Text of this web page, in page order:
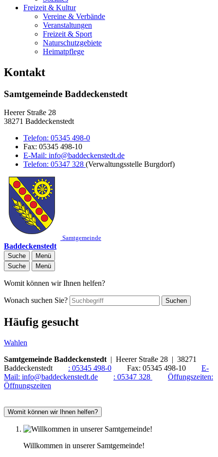
Freizeit & Kultur
Vereine & Verbände
Veranstaltungen
Freizeit & Sport
Naturschutzgebiete
Heimatpflege
Kontakt
Samtgemeinde Baddeckenstedt
Heerer Straße 28
38271 Baddeckenstedt
Telefon: 05345 498-0
Fax: 05345 498-10
E-Mail: info@baddeckenstedt.de
Telefon: 05347 328 (Verwaltungsstelle Burgdorf)
Samtgemeinde
Baddeckenstedt
Suche
Menü
Suche
Menü
Womit können wir Ihnen helfen?
Wonach suchen Sie? Suchen
Häufig gesucht
Wahlen
Samtgemeinde Baddeckenstedt | Heerer Straße 28 | 38271
Baddeckenstedt : 05345 498-0 Fax: 05345 498-10
E-
Mail: info@baddeckenstedt.de : 05347 328
Öffungszeiten:
Öffnungszeiten
Womit können wir Ihnen helfen?
Willkommen in unserer Samtgemeinde!